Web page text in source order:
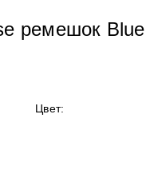
ремешок Blue
Цвет: